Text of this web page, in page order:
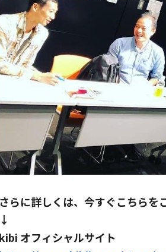
さらに詳しくは、今すぐこちらを
↓
kibi オフィシャルサイト